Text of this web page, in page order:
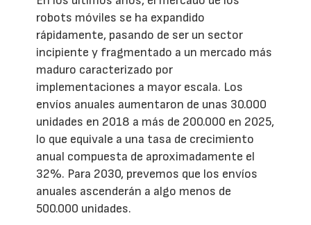
robots móviles se ha expandido
rápidamente, pasando de ser un sector
incipiente y fragmentado a un mercado más
maduro caracterizado por
implementaciones a mayor escala. Los
envíos anuales aumentaron de unas 30.000
unidades en 2018 a más de 200.000 en 2025,
lo que equivale a una tasa de crecimiento
anual compuesta de aproximadamente el
32%. Para 2030, prevemos que los envíos
anuales ascenderán a algo menos de
500.000 unidades.